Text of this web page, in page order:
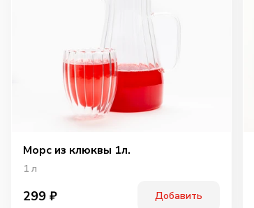
Морс из клюквы 1л.
1 л
299 ₽ Добавить